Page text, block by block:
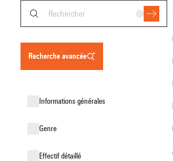
recherche avancée
informations générales
genre
effectif détaillé